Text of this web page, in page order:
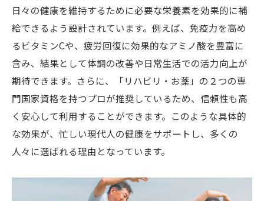
日々の健康を維持するために必要な栄養素を効果的に補
給できるよう設計されています。例えば、免疫力を高め
るビタミンCや、疲労回復に効果的なアミノ酸を豊富に
含み、結果として体調の改善や日常生活での活力向上が
期待できます。さらに、「リハビリ・お薬」の２つの専
門国家資格を持つプロが推奨しているため、信頼性も高
く安心して利用することができます。このような具体的
な効果が、忙しい現代人の健康をサポートし、多くの
人々に選ばれる理由となっています。